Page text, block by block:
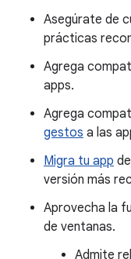
Asegúrate de
prácticas
Agrega
apps.
Agrega
gestos a las
Migra tu app
versión más
Aprovecha la
de ventanas.
Admite